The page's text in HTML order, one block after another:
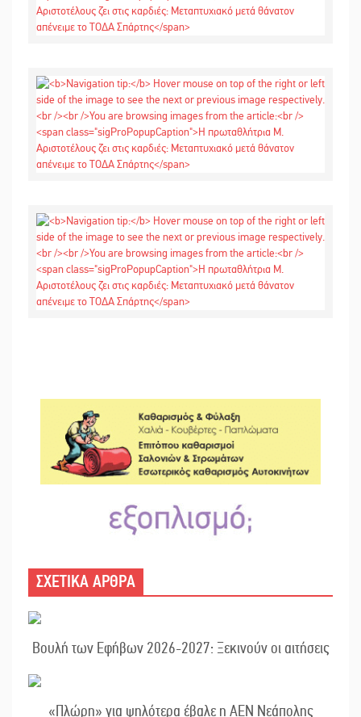
ΣΧΕΤΙΚΑ ΑΡΘΡΑ
Βουλή των Εφήβων 2026-2027: Ξεκινούν οι αιτήσεις
«Πλώρη» για ψηλότερα έβαλε η ΑΕΝ Νεάπολης